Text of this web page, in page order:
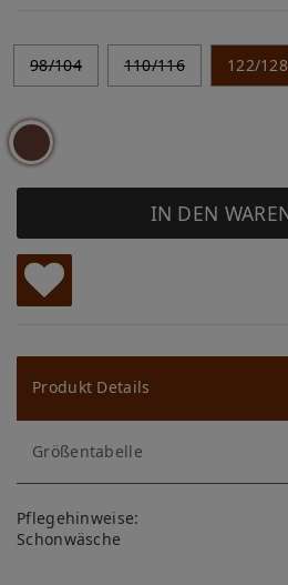
98/104 110/116 122/128
IN DEN
W
u
ns
ch
lis
te
Produkt Details
Größentabelle
Pflegehinweise:
Schonwäsche